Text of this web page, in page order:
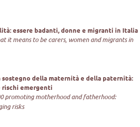
essere badanti, donne e migranti in Italia
it means to be carers, women and migrants in
sostegno della maternità e della paternità:
emergenti
promoting motherhood and fatherhood:
risks